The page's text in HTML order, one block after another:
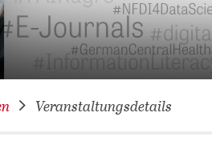
Veranstaltungsdetails